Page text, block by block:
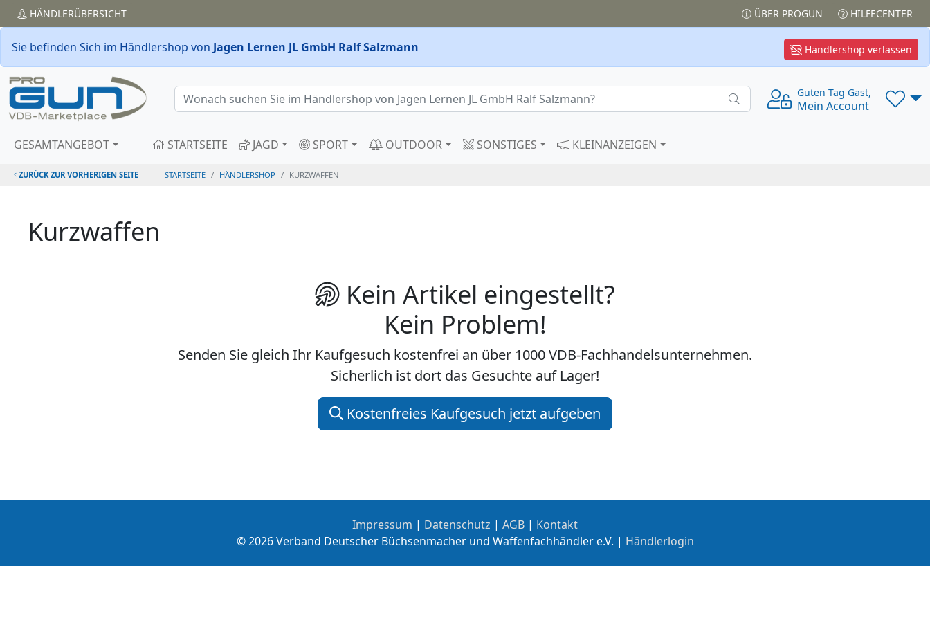
HÄNDLERÜBERSICHT ÜBER PROGUN HILFECENTER
Händlershop verlassen
Sie befinden Sich im Händlershop von Jagen Lernen JL GmbH Ralf Salzmann
Guten Tag Gast,
Mein Account
GESAMTANGEBOT STARTSEITE JAGD SPORT OUTDOOR SONSTIGES KLEINANZEIGEN
ZURÜCK ZUR VORHERIGEN SEITE STARTSEITE HÄNDLERSHOP KURZWAFFEN
Kurzwaffen
Kein Artikel eingestellt?
Kein Problem!
Senden Sie gleich Ihr Kaufgesuch kostenfrei an über 1000 VDB-Fachhandelsunternehmen.
Sicherlich ist dort das Gesuchte auf Lager!
Kostenfreies Kaufgesuch jetzt aufgeben
Impressum | Datenschutz | AGB | Kontakt
© 2026 Verband Deutscher Büchsenmacher und Waffenfachhändler e.V. | Händlerlogin